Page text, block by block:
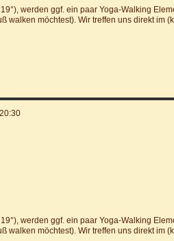
werden ggf. ein paar Yoga-Walking
walken möchtest). Wir treffen uns direkt im
werden ggf. ein paar Yoga-Walking
walken möchtest). Wir treffen uns direkt im